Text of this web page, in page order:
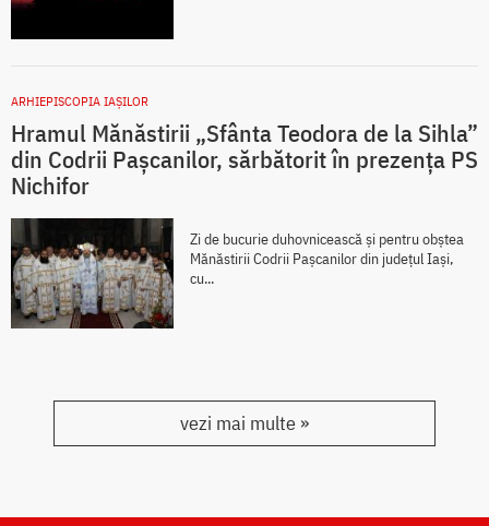
ARHIEPISCOPIA IAŞILOR
Hramul Mănăstirii „Sfânta Teodora de la Sihla”
din Codrii Pașcanilor, sărbătorit în prezența PS
Nichifor
Zi de bucurie duhovnicească și pentru obștea
Mănăstirii Codrii Pașcanilor din județul Iași,
cu...
vezi mai multe »